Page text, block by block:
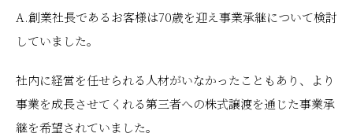
A.創業社長であるお客様は70歳を迎え事業承継について検討
していました。
社内に経営を任せられる人材がいなかったこともあり、より
事業を成長させてくれる第三者への株式譲渡を通じた事業承
継を希望されていました。